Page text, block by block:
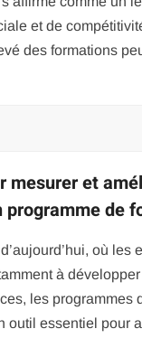
et de
des formations
mesurer et
programme de
où les
à
les programmes
outil essentiel pour